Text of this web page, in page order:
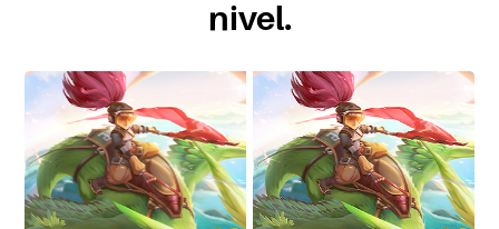
nivel.